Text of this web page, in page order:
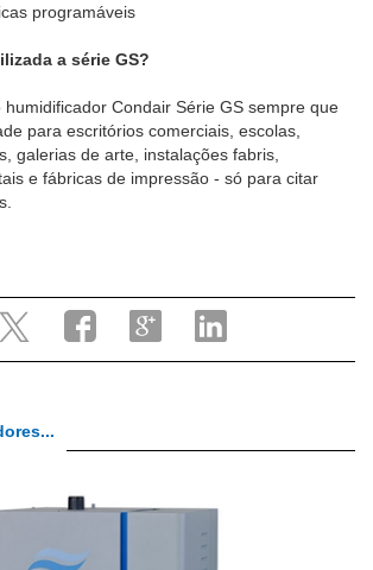
programáveis
a série GS?
humidificador Condair Série GS sempre que
para escritórios comerciais, escolas,
galerias de arte, instalações fabris,
e fábricas de impressão - só para citar